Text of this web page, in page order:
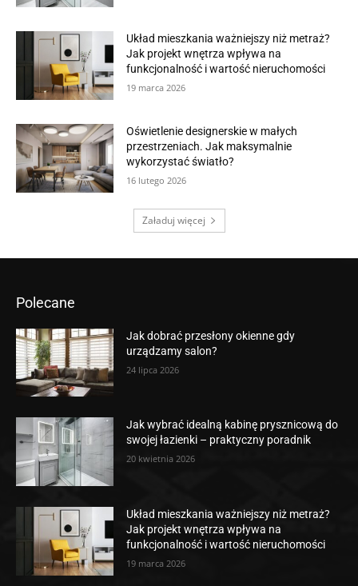
Układ mieszkania ważniejszy niż metraż?
Jak projekt wnętrza wpływa na
funkcjonalność i wartość nieruchomości
19 marca 2026
Oświetlenie designerskie w małych
przestrzeniach. Jak maksymalnie
wykorzystać światło?
16 lutego 2026
Załaduj więcej
Polecane
Jak dobrać przesłony okienne gdy
urządzamy salon?
24 lipca 2026
Jak wybrać idealną kabinę prysznicową do
swojej łazienki – praktyczny poradnik
20 kwietnia 2026
Układ mieszkania ważniejszy niż metraż?
Jak projekt wnętrza wpływa na
funkcjonalność i wartość nieruchomości
19 marca 2026